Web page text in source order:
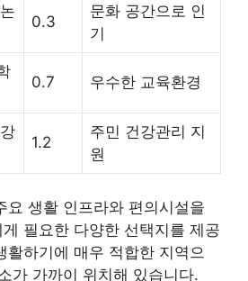
0.3
문화 공간으로 인
기
0.7 우수한 교육환경
1.2
주민 건강관리 지
원
요 생활 인프라와 편의시설을
필요한 다양한 선택지를 제공
활하기에 매우 적합한 지역으
가 가까이 위치해 있습니다.